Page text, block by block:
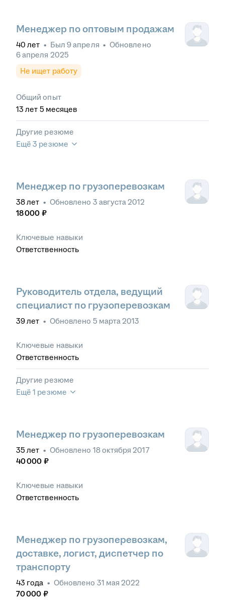
Менеджер по оптовым продажам
40 лет • Был 9 апреля • Обновлено
6 апреля 2025
Не ищет работу
Общий опыт
13 лет 5 месяцев
Другие резюме
Ещё 3 резюме
Менеджер по грузоперевозкам
38лет • Обновлено 3 августа 2012
18 000 ₽
Ключевые навыки
Ответственность
Руководитель отдела, ведущий
специалист по грузоперевозкам
39лет • Обновлено 5 марта 2013
Ключевые навыки
Ответственность
Другие резюме
Ещё 1 резюме
Менеджер по грузоперевозкам
35 лет • Обновлено 18 октября 2017
40 000 ₽
Ключевые навыки
Ответственность
Менеджер по грузоперевозкам,
доставке, логист, диспетчер по
транспорту
43 года • Обновлено 31 мая 2022
70 000 ₽